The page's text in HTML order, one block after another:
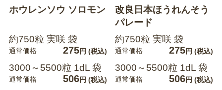
ホウレンソウ ソロモン
約750粒 実咲 袋
通常価格 275円 (税込)
3000～5500粒 1dL 袋
通常価格 506円 (税込)
改良日本ほうれんそう
パレード
約750粒 実咲 袋
通常価格 275円 (税込)
3000～5500粒 1dL 袋
通常価格 506円 (税込)